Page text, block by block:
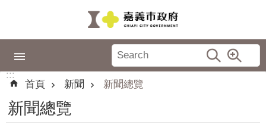
政
專
區
城
:::
首頁
新聞 新聞總覽
新聞總覽